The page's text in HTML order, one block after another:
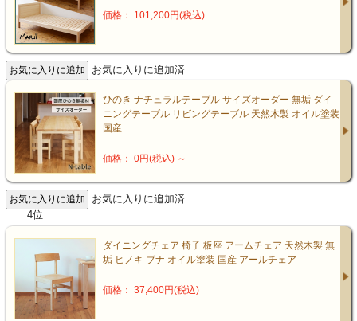
価格： 101,200円(税込)
お気に入りに追加済
ひのき ナチュラルテーブル サイズオーダー 無垢 ダイ
ニングテーブル リビングテーブル 天然木製 オイル塗装
国産
価格： 0円(税込) ～
お気に入りに追加済
4位
ダイニングチェア 椅子 板座 アームチェア 天然木製 無
垢 ヒノキ ブナ オイル塗装 国産 アールチェア
価格： 37,400円(税込)